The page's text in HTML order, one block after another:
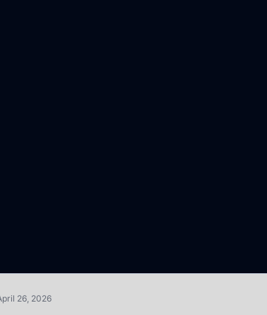
26, 2026